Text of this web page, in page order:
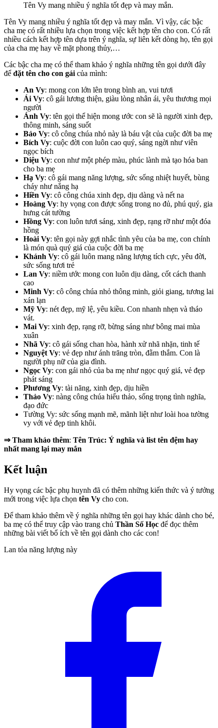
Tên Vy mang nhiều ý nghĩa tốt đẹp và may mắn.
Tên Vy mang nhiều ý nghĩa tốt đẹp và may mắn. Vì vậy, các bậc
cha mẹ có rất nhiều lựa chọn trong việc kết hợp tên cho con. Có rất
nhiều cách kết hợp tên dựa trên ý nghĩa, sự liên kết dòng họ, tên gọi
của cha mẹ hay về mặt phong thủy,…
Các bậc cha mẹ có thể tham khảo ý nghĩa những tên gọi dưới đây
để đặt tên cho con gái của mình:
An Vy: mong con lớn lên trong bình an, vui tươi
Ái Vy: cô gái lương thiện, giàu lòng nhân ái, yêu thương mọi
người
Ánh Vy: tên gọi thể hiện mong ước con sẽ là người xinh đẹp,
thông minh, sáng suốt
Bảo Vy: cô công chúa nhỏ này là báu vật của cuộc đời ba mẹ
Bích Vy: cuộc đời con luôn cao quý, sáng ngời như viên
ngọc bích
Diệu Vy: con như một phép màu, phúc lành mà tạo hóa ban
cho ba mẹ
Hạ Vy: cô gái mang năng lượng, sức sống nhiệt huyết, bùng
cháy như nắng hạ
Hiền Vy: cô công chúa xinh đẹp, dịu dàng và nết na
Hoàng Vy: hy vọng con được sống trong no đủ, phú quý, gia
hưng cát tường
Hồng Vy: con luôn tươi sáng, xinh đẹp, rạng rỡ như một đóa
hồng
Hoài Vy: tên gọi này gợi nhắc tình yêu của ba mẹ, con chính
là món quà quý giá của cuộc đời ba mẹ
Khánh Vy: cô gái luôn mang năng lượng tích cực, yêu đời,
sức sống tươi trẻ
Lan Vy: niềm ước mong con luôn dịu dàng, cốt cách thanh
cao
Minh Vy: cô công chúa nhỏ thông minh, giỏi giang, tương lai
xán lạn
Mỹ Vy: nét đẹp, mỹ lệ, yêu kiều. Con nhanh nhẹn và tháo
vát.
Mai Vy: xinh đẹp, rạng rỡ, bừng sáng như bông mai mùa
xuân
Nhã Vy: cô gái sống chan hòa, hành xử nhã nhặn, tinh tế
Nguyệt Vy: vẻ đẹp như ánh trăng tròn, đằm thắm. Con là
người phụ nữ của gia đình.
Ngọc Vy: con gái nhỏ của ba mẹ như ngọc quý giá, vẻ đẹp
phát sáng
Phương Vy: tài năng, xinh đẹp, dịu hiền
Thảo Vy: nàng công chúa hiếu thảo, sống trọng tình nghĩa,
đạo đức
Tường Vy: sức sống mạnh mẽ, mãnh liệt như loài hoa tường
vy với vẻ đẹp tinh khôi.
⇒ Tham khảo thêm: Tên Trúc: Ý nghĩa và list tên đệm hay
nhất mang lại may mắn
Kết luận
Hy vọng các bậc phụ huynh đã có thêm những kiến thức và ý tưởng
mới trong việc lựa chọn tên Vy cho con.
Để tham khảo thêm về ý nghĩa những tên gọi hay khác dành cho bé,
ba mẹ có thể truy cập vào trang chủ Thần Số Học để đọc thêm
những bài viết bổ ích về tên gọi dành cho các con!
Lan tỏa năng lượng này